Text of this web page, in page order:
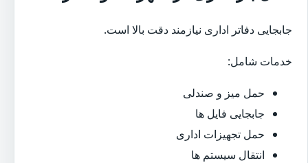
جابجایی دفاتر اداری نیازمند دقت بالا است.
خدمات شامل:
حمل میز و صندلی
جابجایی فایل ها
حمل تجهیزات اداری
انتقال سیستم ها